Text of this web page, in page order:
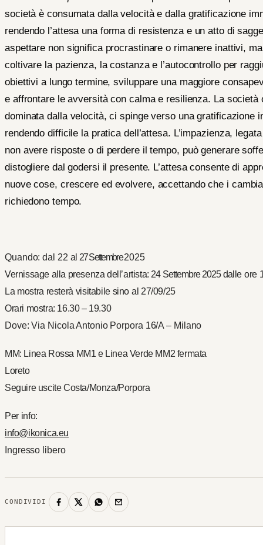
società è consumata dalla velocità e dalla gratificazione
rendendo l’attesa una forma di resistenza e un atto di
aspettare non significa procrastinare o rimanere inattivi,
coltivare la pazienza, la costanza e l’autocontrollo per
obiettivi a lungo termine, sviluppare una maggiore
e affrontare le avversità con calma e resilienza. La società
dominata dalla velocità, ci spinge verso una gratificazione
rendendo difficile la pratica dell’attesa. L’impazienza,
non avere risposte o di perdere il tempo, può generare
distogliere dal godersi il presente. L’attesa consente di
nuove cose, crescere ed evolvere, accettando che i
richiedono tempo.
Quando: dal 22 al 27 Settembre2025
Vernissage alla presenza dell’artista: 24 Settembre 2025 dalle ore
La mostra resterà visitabile sino al 27/09/25
Orari mostra: 16.30 – 19.30
Dove: Via Nicola Antonio Porpora 16/A – Milano
MM: Linea Rossa MM1 e Linea Verde MM2 fermata
Loreto
Seguire uscite Costa/Monza/Porpora
Per info:
info@ikonica.eu
Ingresso libero
CONDIVIDI